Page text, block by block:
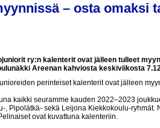
– osta omaksi
ry:n kalenterit ovat jälleen tulleet
Areenan kahviosta keskiviikosta
perinteiset kalenterit ovat jälleen
kaikki seuramme kauden 2022–2023
, Pipolätkä- sekä Leijona Kiekkokoulu-ryhmät.
ovat kuvattuna kalenteriin.